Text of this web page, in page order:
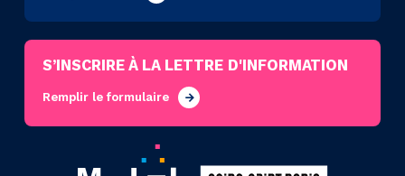
S’INSCRIRE À LA LETTRE D'INFORMATION
Remplir le formulaire